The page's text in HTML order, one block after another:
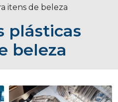
itens de beleza
plásticas
beleza